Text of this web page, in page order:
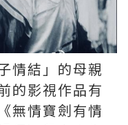
情結」的母親
的影視作品有
無情寶劍有情